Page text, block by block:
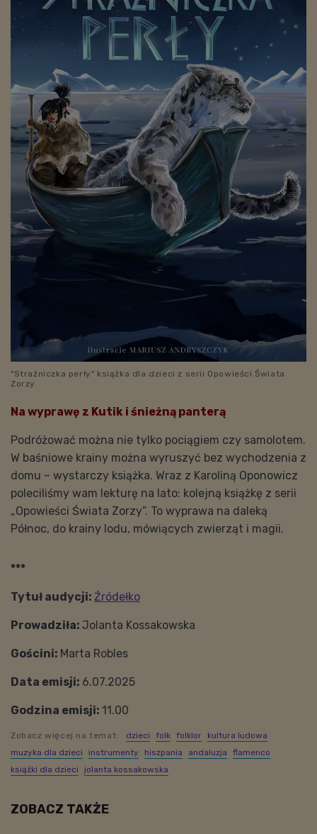
"Strażniczka perły" książka dla dzieci z serii Opowieści Świata
Zorzy
Na wyprawę z Kutik i śnieżną panterą
Podróżować można nie tylko pociągiem czy samolotem.
W baśniowe krainy można wyruszyć bez wychodzenia z
domu – wystarczy książka. Wraz z Karoliną Oponowicz
poleciliśmy wam lekturę na lato: kolejną książkę z serii
„Opowieści Świata Zorzy”. To wyprawa na daleką
Północ, do krainy lodu, mówiących zwierząt i magii.
***
Tytuł audycji: Źródełko
Prowadziła: Jolanta Kossakowska
Gościni: Marta Robles
Data emisji: 6.07.2025
Godzina emisji: 11.00
Zobacz więcej na temat: dzieci folk folklor
kultura ludowa
muzyka dla dzieci
instrumenty hiszpania andaluzja
flamenco
książki dla dzieci
jolanta kossakowska
ZOBACZ TAKŻE